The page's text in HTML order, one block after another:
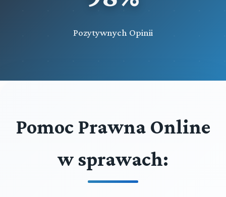
Pozytywnych Opinii
Pomoc Prawna Online
w sprawach: